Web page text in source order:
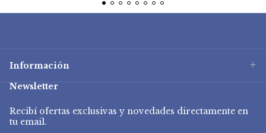
Información
Newsletter
Recibí ofertas exclusivas y novedades directamente en
tu email.